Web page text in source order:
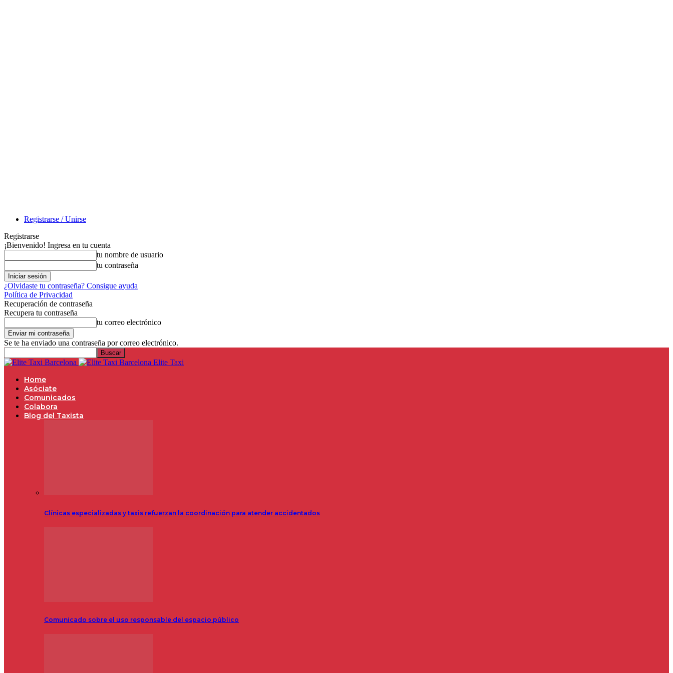
Registrarse / Unirse
Registrarse
¡Bienvenido! Ingresa en tu cuenta
tu nombre de usuario
tu contraseña
¿Olvidaste tu contraseña? Consigue ayuda
Política de Privacidad
Recuperación de contraseña
Recupera tu contraseña
tu correo electrónico
Se te ha enviado una contraseña por correo electrónico.
Elite Taxi
Home
Asóciate
Comunicados
Colabora
Blog del Taxista
Clínicas especializadas y taxis refuerzan la coordinación para atender accidentados
Comunicado sobre el uso responsable del espacio público